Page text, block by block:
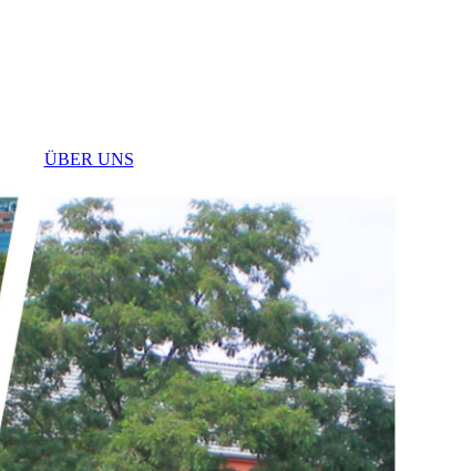
ÜBER UNS